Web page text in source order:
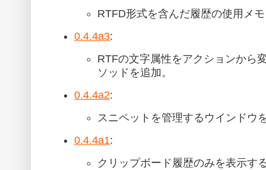
RTFD形式を含んだ履歴の使用メ
0.4.4a3:
RTFの文字属性をアクションから
ソッドを追加。
0.4.4a2:
スニペットを管理するウインドウ
0.4.4a1:
クリップボード履歴のみを表示す